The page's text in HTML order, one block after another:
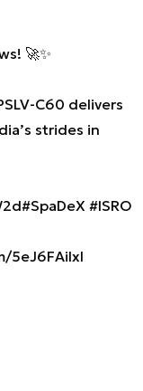
🚀✨
C60 delivers
strides in
#SpaDeX #ISRO
5eJ6FAiIxI